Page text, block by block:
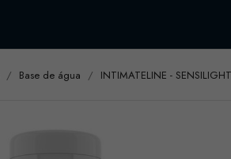
Base de água INTIMATELINE -